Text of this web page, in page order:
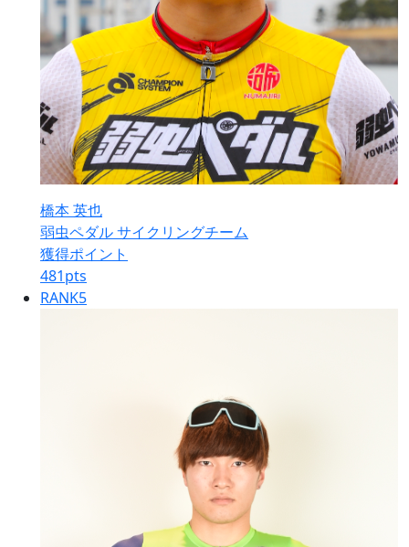
橋本 英也
弱虫ペダル サイクリングチーム
獲得ポイント
481pts
RANK5